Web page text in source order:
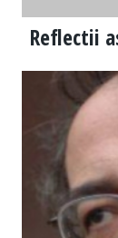
Reflectii